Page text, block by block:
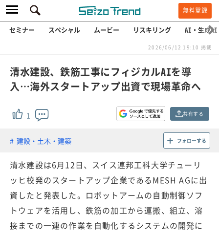
無料登録
セミナー スペシャル ムービー リスキリング AI・生成AI
2026/06/12 19:10 掲載
清水建設、鉄筋工事にフィジカルAIを導
入…海外スタートアップ出資で現場革命へ
1 共有する
建設・土木・建築 フォローする
清水建設は6月12日、スイス連邦工科大学チューリ
ッヒ校発のスタートアップ企業であるMESH AGに出
資したと発表した。ロボットアームの自動制御ソフ
トウェアを活用し、鉄筋の加工から運搬、組立、溶
接までの一連の作業を自動化するシステムの開発に